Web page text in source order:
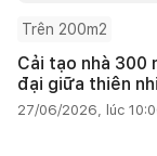
Trên 200m2
Cải tạo nhà 300
đại giữa thiên
27/06/2026, lúc